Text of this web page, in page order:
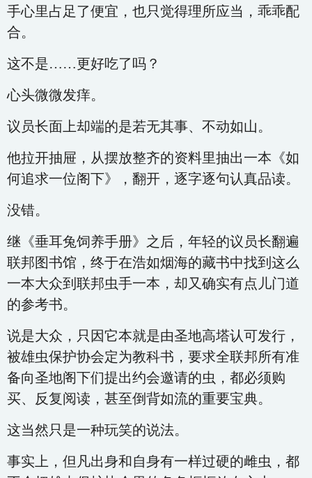
手心里占足了便宜，也只觉得理所应当，乖乖配
合。
这不是……更好吃了吗？
心头微微发痒。
议员长面上却端的是若无其事、不动如山。
他拉开抽屉，从摆放整齐的资料里抽出一本《如
何追求一位阁下》，翻开，逐字逐句认真品读。
没错。
继《垂耳兔饲养手册》之后，年轻的议员长翻遍
联邦图书馆，终于在浩如烟海的藏书中找到这么
一本大众到联邦虫手一本，却又确实有点儿门道
的参考书。
说是大众，只因它本就是由圣地高塔认可发行，
被雄虫保护协会定为教科书，要求全联邦所有准
备向圣地阁下们提出约会邀请的虫，都必须购
买、反复阅读，甚至倒背如流的重要宝典。
这当然只是一种玩笑的说法。
事实上，但凡出身和自身有一样过硬的雌虫，都